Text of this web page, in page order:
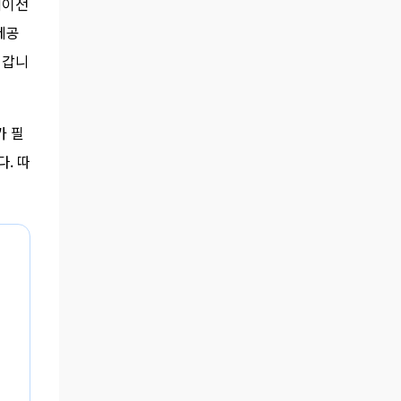
공
니
필
. 따